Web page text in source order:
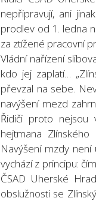
nepřipravují, ani
prodlev od 1. ledna
za ztížené pracovní
Vládní nařízení
kdo jej zaplatí…
převzal na sebe.
navýšení mezd
Řidiči proto nejsou
hejtmana
Navýšení mzdy
vychází z principu:
ČSAD Uherské
obslužnosti se